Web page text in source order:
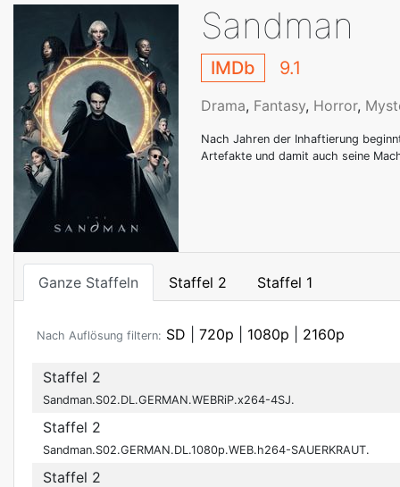
Sandman
IMDb 9.1
Drama, Fantasy, Horror,
Nach Jahren der Inhaftierung
Artefakte und damit auch seine
Ganze Staffeln Staffel 2 Staffel 1
Nach Auflösung filtern: SD 720p 1080p 2160p
Staffel 2
Sandman.S02.DL.GERMAN.WEBRiP.x264-4SJ.
Staffel 2
Sandman.S02.GERMAN.DL.1080p.WEB.h264-SAUERKRAUT.
Staffel 2